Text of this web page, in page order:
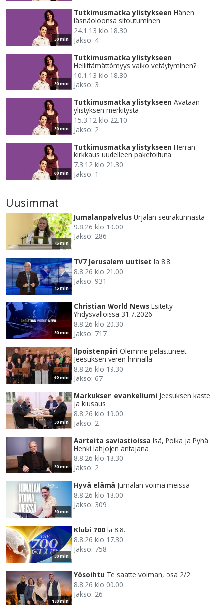
30 min
Tutkimusmatka ylistykseen Hänen
läsnäoloonsa sitoutuminen
24.1.13 klo 18.30
Jakso: 4
30 min
Tutkimusmatka ylistykseen
Hellittämättömyys vaiko vetäytyminen?
10.1.13 klo 18.30
Jakso: 3
30 min
Tutkimusmatka ylistykseen Avataan
ylistyksen merkitystä
15.3.12 klo 22.10
Jakso: 2
60 min
Tutkimusmatka ylistykseen Herran
kirkkaus uudelleen paketoituna
7.3.12 klo 21.30
Jakso: 1
Uusimmat
45 min
Jumalanpalvelus Urjalan seurakunnasta
9.8.26 klo 10.00
Jakso: 286
15 min
TV7 Jerusalem uutiset la 8.8.
8.8.26 klo 21.00
Jakso: 931
30 min
Christian World News Esitetty
Yhdysvalloissa 31.7.2026
8.8.26 klo 20.30
Jakso: 717
60 min
Ilpoistenpiiri Olemme pelastuneet
Jeesuksen veren hinnalla
8.8.26 klo 19.30
Jakso: 67
30 min
Markuksen evankeliumi Jeesuksen kaste
ja kiusaus
8.8.26 klo 19.00
Jakso: 2
30 min
Aarteita saviastioissa Isä, Poika ja Pyhä
Henki lahjojen antajana
8.8.26 klo 18.30
Jakso: 2
30 min
Hyvä elämä Jumalan voima meissä
8.8.26 klo 18.00
Jakso: 309
30 min
Klubi 700 la 8.8.
8.8.26 klo 17.30
Jakso: 758
120 min
Yösoihtu Te saatte voiman, osa 2/2
8.8.26 klo 00.00
Jakso: 26